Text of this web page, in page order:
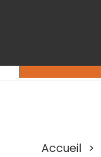
Accueil >